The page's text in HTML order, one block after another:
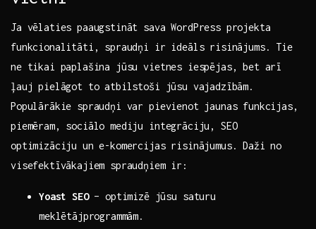
Ja vēlaties paaugstināt sava WordPress projekta
funkcionalitāti, spraudņi ir ideāls risinājums. Tie
ne tikai paplašina jūsu vietnes iespējas, bet arī
ļauj pielāgot to atbilstoši jūsu vajadzībām.
Populārākie spraudņi var pievienot jaunas funkcijas,
piemēram, sociālo mediju integrāciju, SEO‌
optimizāciju un e-komercijas risinājumus. Daži no
visefektīvākajiem spraudņiem ir:
Yoast SEO– optimizē jūsu saturu
meklētājprogrammām.